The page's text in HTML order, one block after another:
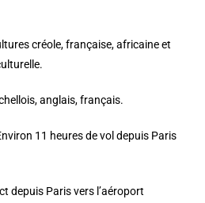
créole, française, africaine et
anglais, français.
11 heures de vol depuis Paris
depuis Paris vers l’aéroport